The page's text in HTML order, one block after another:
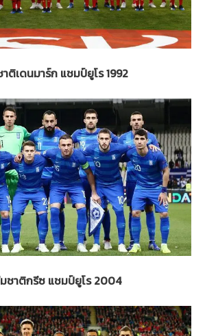
าติเดนมาร์ก แชมป์ยูโร 1992
ชาติกรีซ แชมป์ยูโร 2004